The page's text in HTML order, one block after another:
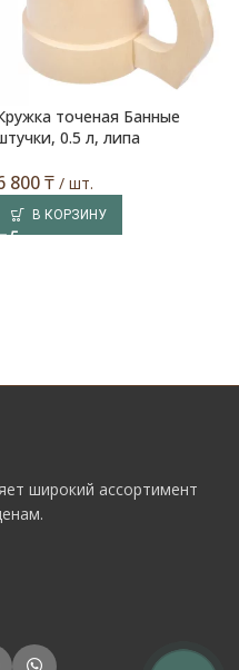
точеная Банные
0.5 л, липа
800₸ / шт.
В КОРЗИНУ
широкий ассортимент